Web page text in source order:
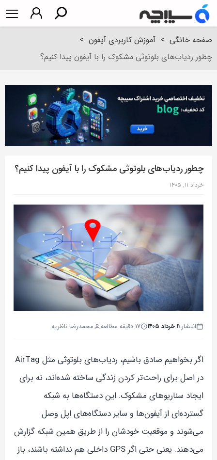
صفحه خانگی > آموزش کاربردی آیفون >
چطور ردیاب‌های بلوتوثی مشکوک را با آیفون پیدا کنیم؟
چطور ردیاب‌های بلوتوثی مشکوک را با آیفون پیدا کنیم؟
خرداد ۱۱, ۱۴۰۵
انتشار:۱۱ خرداد ۱۴۰۵ ۱۷ دقیقه مطالعه محمدرضا ناظریه
اگر بخواهیم صادق باشیم، ردیاب‌های بلوتوثی مثل AirTag
در اصل برای راحت‌تر کردن زندگی ساخته شده‌اند، نه برای
ایجاد سناریوهای مشکوک. این دستگاه‌ها به شبکه
گسترده‌ای از آیفون‌ها و سایر دستگاه‌های اپل وصل
می‌شوند و موقعیت خودشان را از طریق همین شبکه گزارش
می‌دهند. یعنی حتی اگر GPS داخلی هم نداشته باشند، باز